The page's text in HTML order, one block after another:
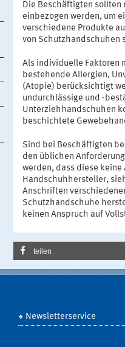
Die Beschäftigten sollten
einbezogen werden, um
verschiedene Produkte
von Schutzhandschuhen
Als individuelle Faktoren
bestehende Allergien,
(Atopie) berücksichtigt
undurchlässige und -
Unterziehhandschuhen
beschichtete
Sind bei Beschäftigten
den üblichen
werden, dass diese
Handschuhhersteller,
Anschriften
Schutzhandschuhe
keinen Anspruch auf
teilen
Newsletterservice